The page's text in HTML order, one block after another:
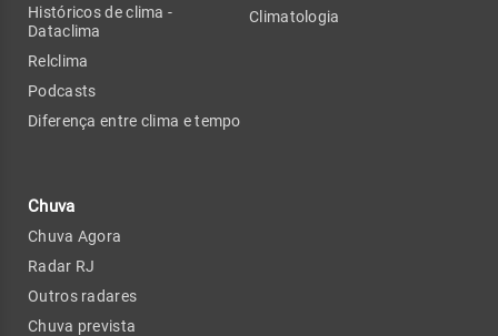
Históricos de clima -
Dataclima
Relclima
Podcasts
Diferença entre clima e tempo
Chuva
Chuva Agora
Radar RJ
Outros radares
Chuva prevista
Climatologia